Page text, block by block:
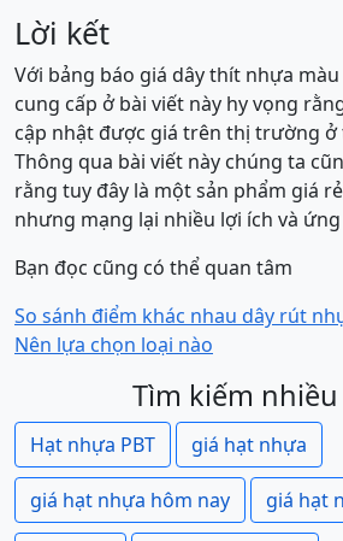
Lời kết
Với bảng báo giá dây thít nhựa
cung cấp ở bài viết này hy vọng
cập nhật được giá trên thị trường ở
Thông qua bài viết này chúng ta
rằng tuy đây là một sản phẩm giá
nhưng mạng lại nhiều lợi ích và
Bạn đọc cũng có thể quan tâm
So sánh điểm khác nhau dây rút
Nên lựa chọn loại nào
Tìm kiếm
Hạt nhựa PBT giá hạt nhựa
giá hạt nhựa hôm nay giá hạt